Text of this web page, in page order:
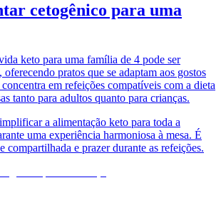
cetogênico para uma
keto para uma família de 4 pode ser
pratos que se adaptam aos gostos
em refeições compatíveis com a dieta
tanto para adultos quanto para crianças.
a alimentação keto para toda a
uma experiência harmoniosa à mesa. É
compartilhada e prazer durante as refeições.